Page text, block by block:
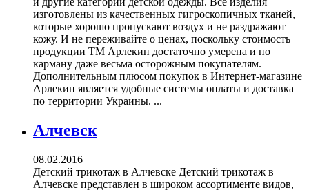
изготовлены из качественных гигроскопичных тканей,
которые хорошо пропускают воздух и не раздражают
кожу. И не переживайте о ценах, поскольку стоимость
продукции ТМ Арлекин достаточно умерена и по
карману даже весьма осторожным покупателям.
Дополнительным плюсом покупок в Интернет-магазине
Арлекин является удобные системы оплаты и доставка
по территории Украины. ...
Алчевск
08.02.2016
Детский трикотаж в Алчевске Детский трикотаж в
Алчевске представлен в широком ассортименте видов,